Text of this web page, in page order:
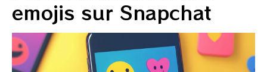
emojis sur Snapchat